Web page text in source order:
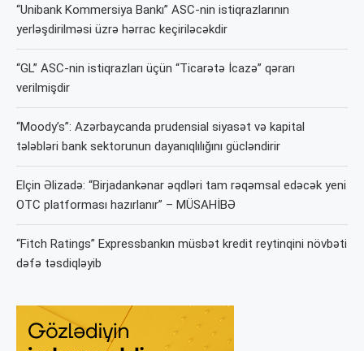
“Unibank Kommersiya Bankı” ASC-nin istiqrazlarının
yerləşdirilməsi üzrə hərrac keçiriləcəkdir
“GL” ASC-nin istiqrazları üçün “Ticarətə İcazə” qərarı
verilmişdir
“Moody’s”: Azərbaycanda prudensial siyasət və kapital
tələbləri bank sektorunun dayanıqlılığını gücləndirir
Elçin Əlizadə: “Birjadankənar əqdləri tam rəqəmsal edəcək yeni
OTC platforması hazırlanır” – MÜSAHİBƏ
“Fitch Ratings” Expressbankın müsbət kredit reytinqini növbəti
dəfə təsdiqləyib